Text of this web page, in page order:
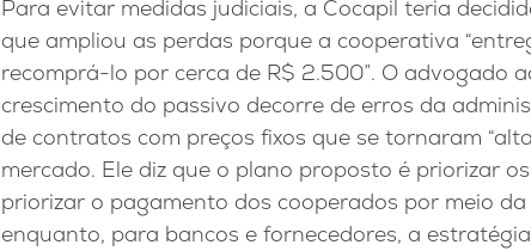
Para evitar medidas judiciais, a Cocapil teria
que ampliou as perdas porque a cooperativa
recomprá-lo por cerca de R$ 2.500”. O advogado
crescimento do passivo decorre de erros da
de contratos com preços fixos que se tornaram
mercado. Ele diz que o plano proposto é priorizar
priorizar o pagamento dos cooperados por meio
enquanto, para bancos e fornecedores, a